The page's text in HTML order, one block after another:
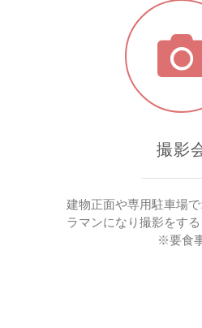
撮影
建物正面や専用駐車場
ラマンになり撮影をする
※要食